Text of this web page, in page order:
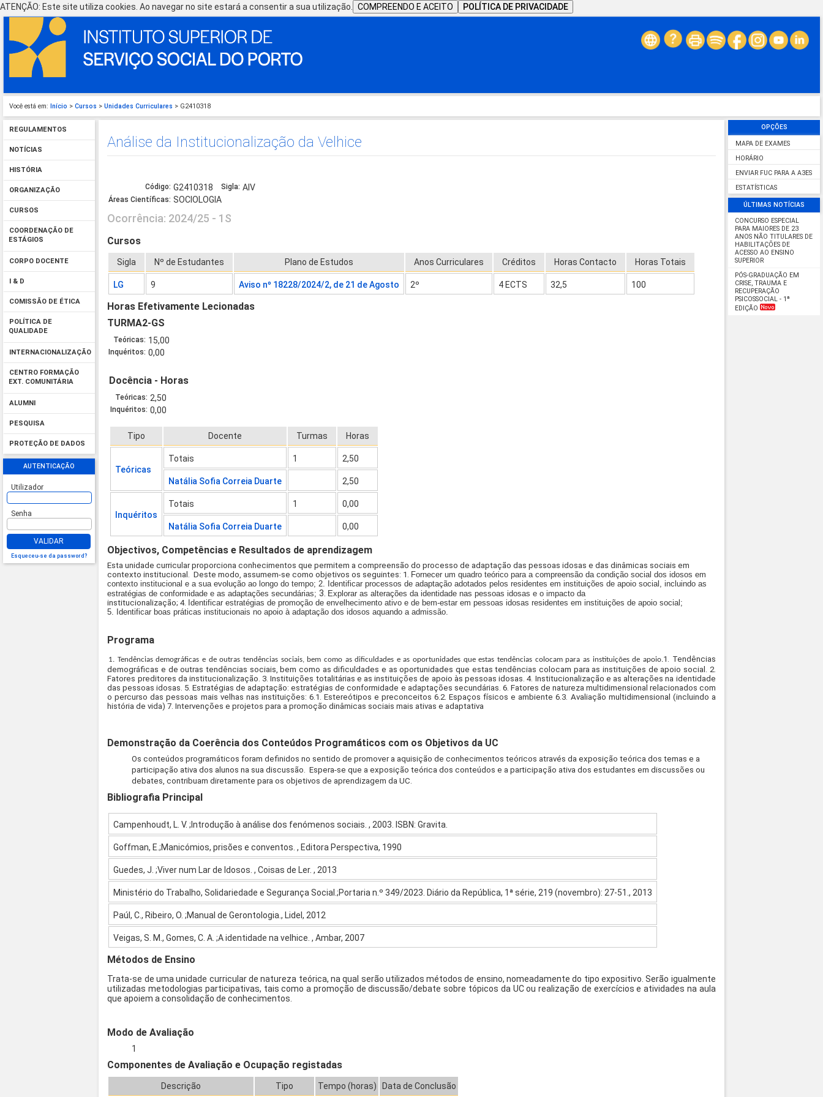
ATENÇÃO: Este site utiliza cookies. Ao navegar no site estará a consentir a sua utilização. COMPREENDO E ACEITO POLÍTICA DE PRIVACIDADE
Você está em: Início > Cursos > Unidades Curriculares > G2410318
REGULAMENTOS
NOTÍCIAS
HISTÓRIA
ORGANIZAÇÃO
CURSOS
COORDENAÇÃO DE
ESTÁGIOS
CORPO DOCENTE
I & D
COMISSÃO DE ÉTICA
POLÍTICA DE
QUALIDADE
INTERNACIONALIZAÇÃO
CENTRO FORMAÇÃO
EXT. COMUNITÁRIA
ALUMNI
PESQUISA
PROTEÇÃO DE DADOS
AUTENTICAÇÃO
Utilizador
Senha
VALIDAR
Esqueceu-se da password?
OPÇÕES
MAPA DE EXAMES
HORÁRIO
ENVIAR FUC PARA A A3ES
ESTATÍSTICAS
ÚLTIMAS NOTÍCIAS
CONCURSO ESPECIAL
PARA MAIORES DE 23
ANOS NÃO TITULARES DE
HABILITAÇÕES DE
ACESSO AO ENSINO
SUPERIOR
PÓS-GRADUAÇÃO EM
CRISE, TRAUMA E
RECUPERAÇÃO
PSICOSSOCIAL - 1ª
EDIÇÃO
Análise da Institucionalização da Velhice
Código: G2410318 Sigla: AIV
Áreas Científicas: SOCIOLOGIA
Ocorrência: 2024/25 - 1S
Cursos
Sigla Nº de Estudantes Plano de Estudos Anos Curriculares Créditos Horas Contacto Horas Totais
LG 9 Aviso nº 18228/2024/2, de 21 de Agosto 2º 4 ECTS 32,5 100
Horas Efetivamente Lecionadas
TURMA2-GS
Teóricas: 15,00
Inquéritos: 0,00
Docência - Horas
Teóricas: 2,50
Inquéritos: 0,00
Tipo Docente Turmas Horas
Teóricas
Totais 1 2,50
Natália Sofia Correia Duarte 2,50
Inquéritos
Totais 1 0,00
Natália Sofia Correia Duarte 0,00
Objectivos, Competências e Resultados de aprendizagem
Esta unidade curricular proporciona conhecimentos que permitem a compreensão do processo de adaptação das pessoas idosas e das dinâmicas sociais em
contexto institucional. Deste modo, assumem-se como objetivos os seguintes: 1. Fornecer um quadro teórico para a compreensão da condição social dos idosos em
contexto institucional e a sua evolução ao longo do tempo; 2. Identificar processos de adaptação adotados pelos residentes em instituições de apoio social, incluindo as
estratégias de conformidade e as adaptações secundárias;3. Explorar as alterações da identidade nas pessoas idosas e o impacto da
institucionalização; 4. Identificar estratégias de promoção de envelhecimento ativo e de bem-estar em pessoas idosas residentes em instituições de apoio social;
5. Identificar boas práticas institucionais no apoio à adaptação dos idosos aquando a admissão.
Programa
1. Tendências demográficas e de outras tendências sociais, bem como as dificuldades e as oportunidades que estas tendências colocam para as instituições de apoio.1. Tendências
demográficas e de outras tendências sociais, bem como as dificuldades e as oportunidades que estas tendências colocam para as instituições de apoio social. 2.
Fatores preditores da institucionalização. 3. Instituições totalitárias e as instituições de apoio às pessoas idosas. 4. Institucionalização e as alterações na identidade
das pessoas idosas. 5. Estratégias de adaptação: estratégias de conformidade e adaptações secundárias. 6. Fatores de natureza multidimensional relacionados com
o percurso das pessoas mais velhas nas instituições: 6.1. Estereótipos e preconceitos 6.2. Espaços físicos e ambiente 6.3. Avaliação multidimensional (incluindo a
história de vida) 7. Intervenções e projetos para a promoção dinâmicas sociais mais ativas e adaptativa
Demonstração da Coerência dos Conteúdos Programáticos com os Objetivos da UC
Os conteúdos programáticos foram definidos no sentido de promover a aquisição de conhecimentos teóricos através da exposição teórica dos temas e a
participação ativa dos alunos na sua discussão. Espera-se que a exposição teórica dos conteúdos e a participação ativa dos estudantes em discussões ou
debates, contribuam diretamente para os objetivos de aprendizagem da UC.
Bibliografia Principal
Campenhoudt, L. V. ;Introdução à análise dos fenómenos sociais. , 2003. ISBN: Gravita.
Goffman, E.;Manicómios, prisões e conventos. , Editora Perspectiva, 1990
Guedes, J. ;Viver num Lar de Idosos. , Coisas de Ler. , 2013
Ministério do Trabalho, Solidariedade e Segurança Social.;Portaria n.º 349/2023. Diário da República, 1ª série, 219 (novembro): 27-51., 2013
Paúl, C., Ribeiro, O. ;Manual de Gerontologia., Lidel, 2012
Veigas, S. M., Gomes, C. A. ;A identidade na velhice. , Ambar, 2007
Métodos de Ensino
Trata-se de uma unidade curricular de natureza teórica, na qual serão utilizados métodos de ensino, nomeadamente do tipo expositivo. Serão igualmente
utilizadas metodologias participativas, tais como a promoção de discussão/debate sobre tópicos da UC ou realização de exercícios e atividades na aula
que apoiem a consolidação de conhecimentos.
Modo de Avaliação
1
Componentes de Avaliação e Ocupação registadas
Descrição Tipo Tempo (horas) Data de Conclusão